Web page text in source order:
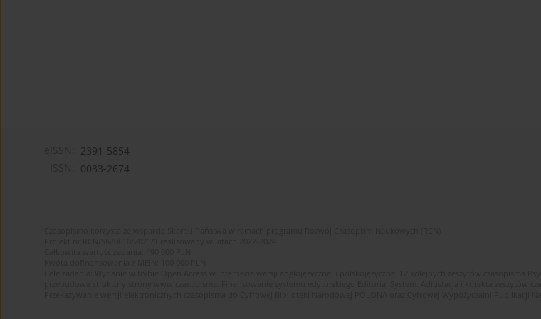
2391-5854
0033-2674